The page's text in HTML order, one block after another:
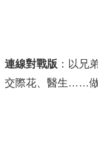
連線對戰版 ：以兄
交際花、醫生……做